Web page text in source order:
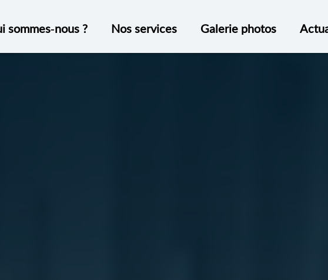
sommes-nous ? Nos services Galerie photos